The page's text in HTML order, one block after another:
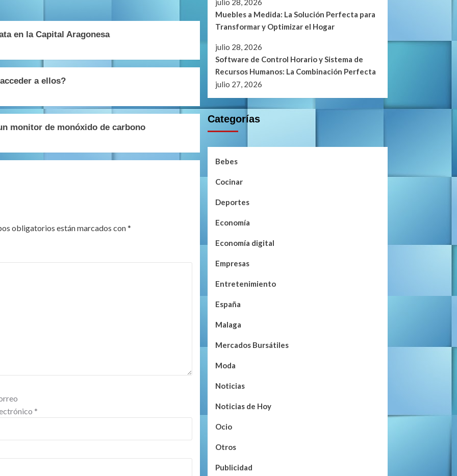
en la Capital Aragonesa
a ellos?
monitor de monóxido de carbono
obligatorios están marcados con*
*
julio 28, 2026
Muebles a Medida: La Solución Perfecta para
Transformar y Optimizar el Hogar
julio 28, 2026
Software de Control Horario y Sistema de
Recursos Humanos: La Combinación Perfecta
julio 27, 2026
Categorías
Bebes
Cocinar
Deportes
Economía
Economía digital
Empresas
Entretenimiento
España
Malaga
Mercados Bursátiles
Moda
Noticias
Noticias de Hoy
Ocio
Otros
Publicidad